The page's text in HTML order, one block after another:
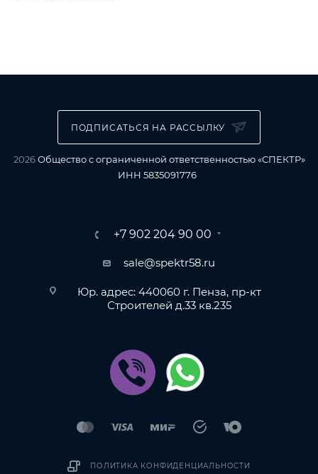
ПОДПИСАТЬСЯ НА РАССЫЛКУ
2026Общество с ограниченной ответственностью «СПЕКТР»
ИНН 5835091776
+7 902 204 90 00
sale@spektr58.ru
Юр. адрес: 440060 г. Пенза, пр-кт
Строителей д.33 кв.235
ПОЛИТИКА КОНФИДЕНЦИАЛЬНОСТИ